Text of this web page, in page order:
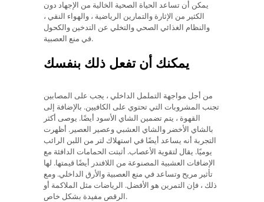
يمكن أن تساعد الحياة الصحية الخالية من الإجهاد دون
الكثير من الإثارة والتمارين الرياضية ، والهواء النقي ،
والنظام الغذائي الصحي والتخلي عن التدخين والكحول
في منع العصبية.
يمكنك أن تفعل ذلك بنفسك
من أجل مواجهة التململ الداخلي ، يجب على المصابين
تجنب المشروبات التي تحتوي على الكافيين. بالإضافة إلى
القهوة ، يتم تضمين الشاي الأسود أيضًا. يوصى أكثر
بالشاي الأخضر والشاي العشبي وعصير العصير. أظهرت
التجربة أنه يساعد أيضًا في استهلاك لتر من اللبن الرائب
يوميًا. يقال لتقوية الأعصاب. أثبتت الحمامات الدافئة مع
الإضافات العشبية المصنوعة من اللافندر أيضًا قيمتها. لها
تأثير مريح وتساعد في منع العصبية والأرق الداخلي. ومع
ذلك ، فإن التمرين هو الأفضل. الرياضات مثل الملاكمة أو
الرقص مفيدة بشكل خاص.